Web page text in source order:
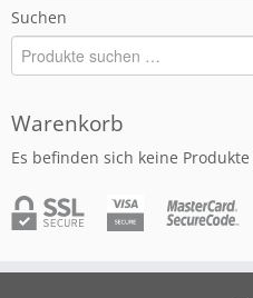
Suchen
Warenkorb
Es befinden sich keine